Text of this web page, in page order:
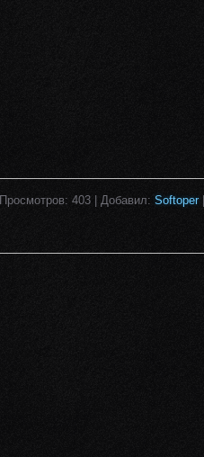
Просмотров: 403 Добавил: Softoper